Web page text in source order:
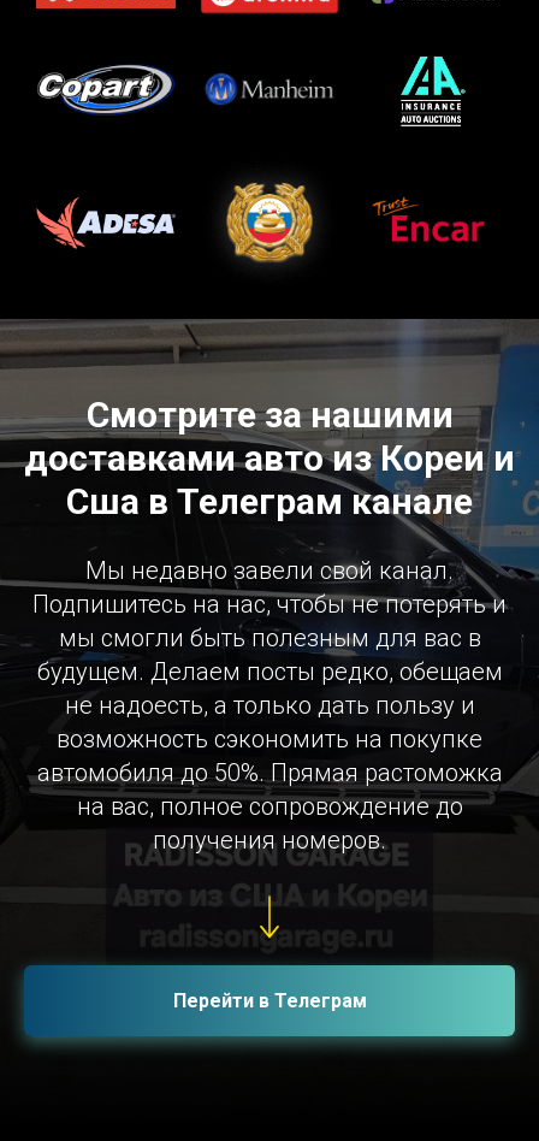
Смотрите за нашими
доставками авто из Кореи и
Сша в Телеграм канале
Мы недавно завели свой канал.
Подпишитесь на нас, чтобы не потерять и
мы смогли быть полезным для вас в
будущем. Делаем посты редко, обещаем
не надоесть, а только дать пользу и
возможность сэкономить на покупке
автомобиля до 50%. Прямая растоможка
на вас, полное сопровождение до
получения номеров.
Перейти в Телеграм